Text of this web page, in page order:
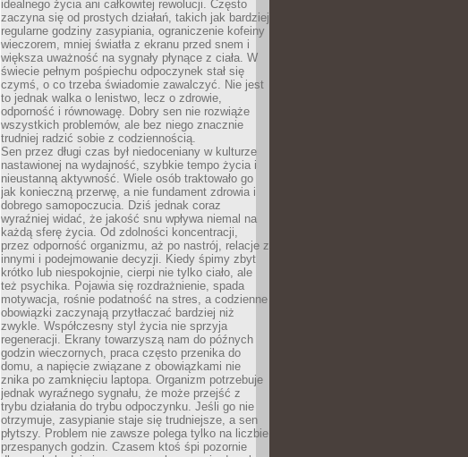
idealnego życia ani całkowitej rewolucji. Często
zaczyna się od prostych działań, takich jak bardziej
regularne godziny zasypiania, ograniczenie kofeiny
wieczorem, mniej światła z ekranu przed snem i
większa uważność na sygnały płynące z ciała. W
świecie pełnym pośpiechu odpoczynek stał się
czymś, o co trzeba świadomie zawalczyć. Nie jest
to jednak walka o lenistwo, lecz o zdrowie,
odporność i równowagę. Dobry sen nie rozwiąże
wszystkich problemów, ale bez niego znacznie
trudniej radzić sobie z codziennością.
Sen przez długi czas był niedoceniany w kulturze
nastawionej na wydajność, szybkie tempo życia i
nieustanną aktywność. Wiele osób traktowało go
jak konieczną przerwę, a nie fundament zdrowia i
dobrego samopoczucia. Dziś jednak coraz
wyraźniej widać, że jakość snu wpływa niemal na
każdą sferę życia. Od zdolności koncentracji,
przez odporność organizmu, aż po nastrój, relacje z
innymi i podejmowanie decyzji. Kiedy śpimy zbyt
krótko lub niespokojnie, cierpi nie tylko ciało, ale
też psychika. Pojawia się rozdrażnienie, spada
motywacja, rośnie podatność na stres, a codzienne
obowiązki zaczynają przytłaczać bardziej niż
zwykle. Współczesny styl życia nie sprzyja
regeneracji. Ekrany towarzyszą nam do późnych
godzin wieczornych, praca często przenika do
domu, a napięcie związane z obowiązkami nie
znika po zamknięciu laptopa. Organizm potrzebuje
jednak wyraźnego sygnału, że może przejść z
trybu działania do trybu odpoczynku. Jeśli go nie
otrzymuje, zasypianie staje się trudniejsze, a sen
płytszy. Problem nie zawsze polega tylko na liczbie
przespanych godzin. Czasem ktoś śpi pozornie